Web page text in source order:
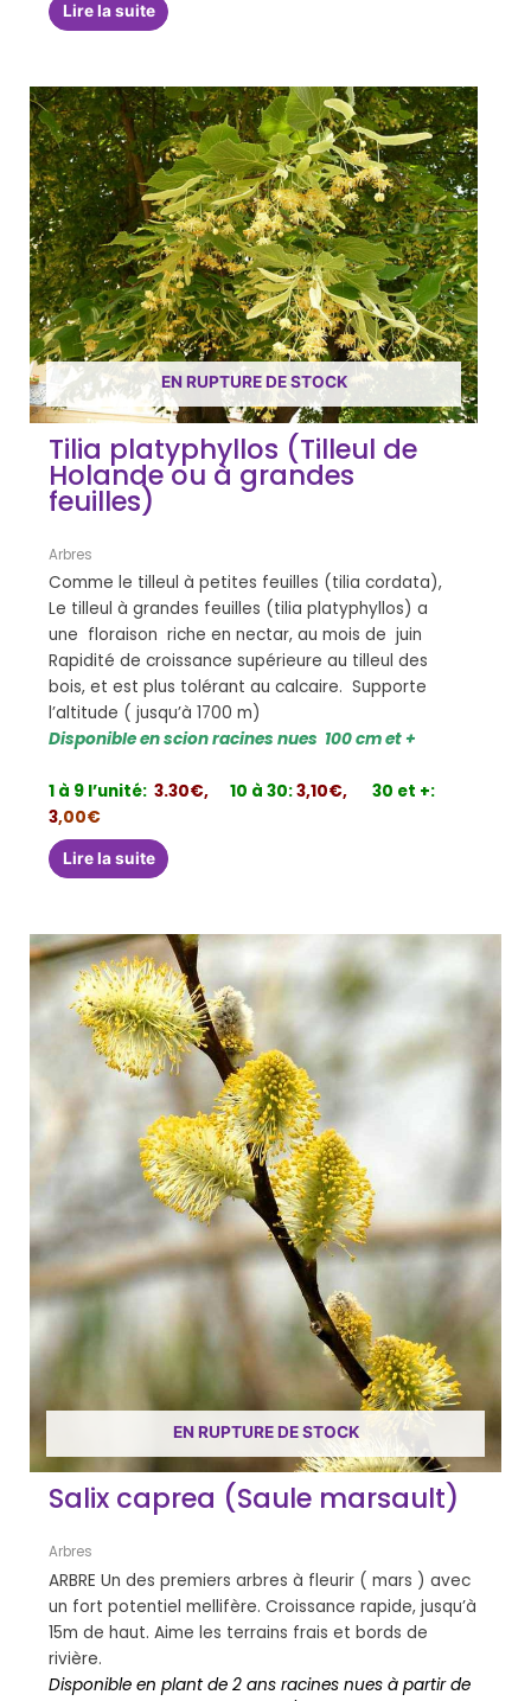
Lire la suite
EN RUPTURE DE STOCK
Tilia platyphyllos (Tilleul de
Holande ou à grandes
feuilles)
Arbres
Comme le tilleul à petites feuilles (tilia cordata),
Le tilleul à grandes feuilles (tilia platyphyllos) a
une floraison riche en nectar, au mois de juin
Rapidité de croissance supérieure au tilleul des
bois, et est plus tolérant au calcaire. Supporte
l’altitude ( jusqu’à 1700 m)
Disponible en scion racines nues 100 cm et +
1 à 9 l’unité: 3.30€, 10 à 30:3,10€,
30 et +:
3,00€
Lire la suite
EN RUPTURE DE STOCK
Salix caprea (Saule marsault)
Arbres
ARBRE Un des premiers arbres à fleurir ( mars ) avec
un fort potentiel mellifère. Croissance rapide, jusqu’à
15m de haut. Aime les terrains frais et bords de
rivière.
Disponible en plant de 2 ans racines nues à partir de